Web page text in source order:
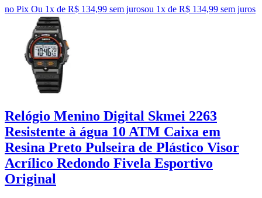
no Pix Ou 1x de R$ 134,99 sem jurosou 1x de R$ 134,99 sem juros
Relógio Menino Digital Skmei 2263
Resistente à água 10 ATM Caixa em
Resina Preto Pulseira de Plástico Visor
Acrílico Redondo Fivela Esportivo
Original